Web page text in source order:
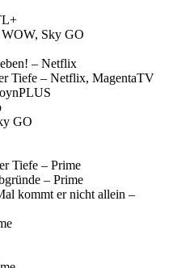
Sky GO
– Netflix
Tiefe – Netflix, MagentaTV
GO
Tiefe – Prime
– Prime
kommt er nicht allein –